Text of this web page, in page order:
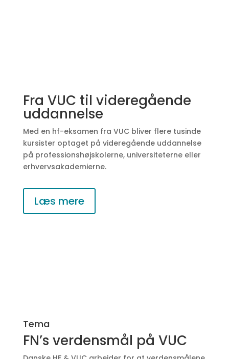
Fra VUC til videregående
uddannelse
Med en hf-eksamen fra VUC bliver flere tusinde
kursister optaget på videregående uddannelse
på professionshøjskolerne, universiteterne eller
erhvervsakademierne.
Læs mere
Tema
FN’s verdensmål på VUC